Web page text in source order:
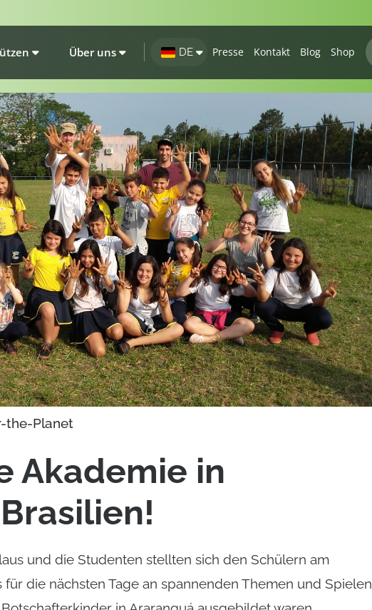
Über uns DE Presse Kontakt Blog Shop
the-Planet
Akademie in
und die Studenten stellten sich den Schülern am
die nächsten Tage an spannenden Themen und Spielen